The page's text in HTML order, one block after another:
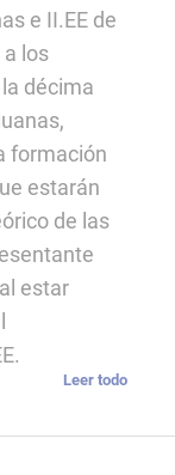
e II.EE de
los
décima
formación
estarán
de las
estar
Leer todo